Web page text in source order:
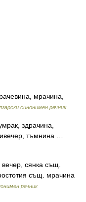
мрачина,
синонимен речник
здрачина,
тъмнина …
сянка същ.
същ. мрачина
речник